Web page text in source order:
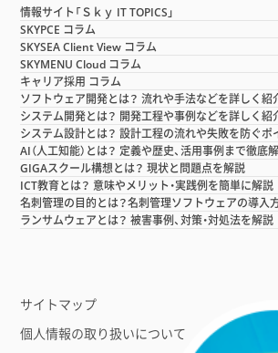
情報サイト「Ｓｋｙ IT TOPICS」
SKYPCE コラム
SKYSEA Client View コラム
SKYMENU Cloud コラム
キャリア採用 コラム
ソフトウェア開発とは？ 流れや手法などを詳しく紹
システム開発とは？ 開発工程や事例などを詳しく紹
システム設計とは？ 設計工程の流れや失敗を防ぐポ
AI（人工知能）とは？ 定義や歴史、活用事例まで徹底
GIGAスクール構想とは？ 現状と問題点を解説
ICT教育とは？ 意味やメリット・実践例を簡単に解説
名刺管理の目的とは？名刺管理ソフトウェアの導入方
ランサムウェアとは？ 被害事例、対策・対処法を解説
サイトマップ
個人情報の取り扱いについて